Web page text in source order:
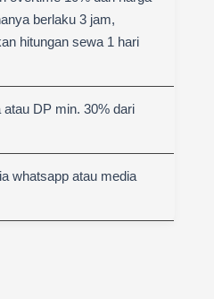
berlaku 3 jam,
hitungan sewa 1 hari
DP min. 30% dari
whatsapp atau media